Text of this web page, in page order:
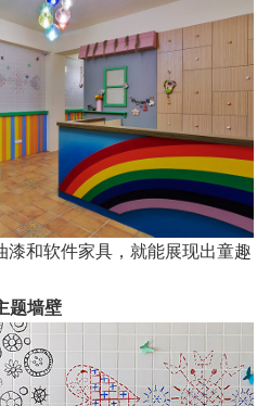
漆和软件家具，就能展现出童趣
题墙壁